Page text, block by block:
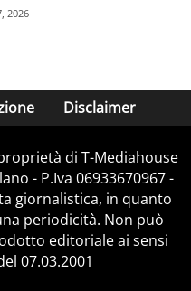
2026
Disclaimer
di T-Mediahouse
- P.Iva 06933670967 -
giornalistica, in quanto
periodicità. Non può
editoriale ai sensi
07.03.2001